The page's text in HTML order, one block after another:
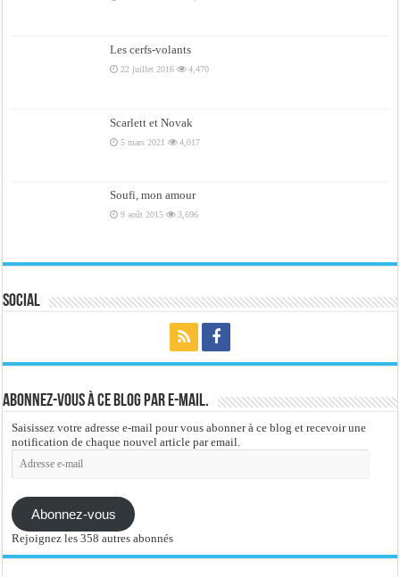
Les cerfs-volants
22 juillet 2016 4,470
Scarlett et Novak
5 mars 2021 4,017
Soufi, mon amour
9 août 2015 3,696
Social
Abonnez-vous à ce blog par e-mail.
Saisissez votre adresse e-mail pour vous abonner à ce blog et recevoir une
notification de chaque nouvel article par email.
Adresse
e-
Abonnez-vous
Rejoignez les 358 autres abonnés